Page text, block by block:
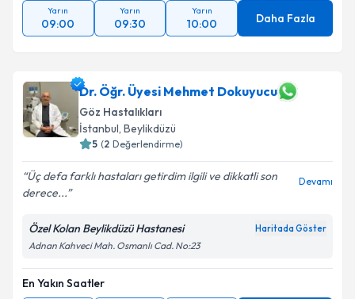
Yarın
09:00
Yarın
09:30
Yarın
10:00 Daha Fazla
Dr. Öğr. Üyesi Mehmet Dokuyucu
Göz Hastalıkları
İstanbul, Beylikdüzü
5 (2 Değerlendirme)
Üç defa farklı hastaları getirdim ilgili ve dikkatli son
derece...
Devamı
Özel Kolan Beylikdüzü Hastanesi Haritada Göster
Adnan Kahveci Mah. Osmanlı Cad. No:23
En Yakın Saatler